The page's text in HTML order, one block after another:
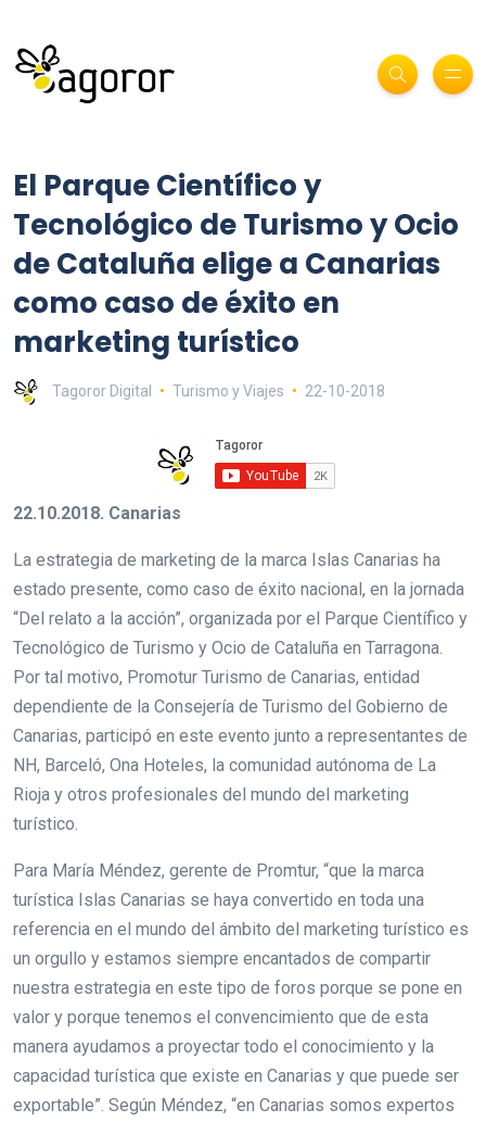
El Parque Científico y
Tecnológico de Turismo y Ocio
de Cataluña elige a Canarias
como caso de éxito en
marketing turístico
Tagoror Digital Turismo y Viajes 22-10-2018
22.10.2018. Canarias
La estrategia de marketing de la marca Islas Canarias ha
estado presente, como caso de éxito nacional, en la jornada
“Del relato a la acción”, organizada por el Parque Científico y
Tecnológico de Turismo y Ocio de Cataluña en Tarragona.
Por tal motivo, Promotur Turismo de Canarias, entidad
dependiente de la Consejería de Turismo del Gobierno de
Canarias, participó en este evento junto a representantes de
NH, Barceló, Ona Hoteles, la comunidad autónoma de La
Rioja y otros profesionales del mundo del marketing
turístico.
Para María Méndez, gerente de Promtur, “que la marca
turística Islas Canarias se haya convertido en toda una
referencia en el mundo del ámbito del marketing turístico es
un orgullo y estamos siempre encantados de compartir
nuestra estrategia en este tipo de foros porque se pone en
valor y porque tenemos el convencimiento que de esta
manera ayudamos a proyectar todo el conocimiento y la
capacidad turística que existe en Canarias y que puede ser
exportable”. Según Méndez, “en Canarias somos expertos